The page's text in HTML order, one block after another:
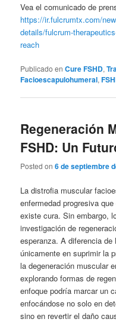
Vea el comunicado de
https://ir.fulcrumtx.com/
details/fulcrum-
reach
Publicado en Cure FSHD,
Facioescapulohumeral,
Regeneración
FSHD: Un
Posted on6 de septiembre
La distrofia muscular
enfermedad progresiva
existe cura. Sin embargo,
investigación de
esperanza. A diferencia
únicamente en suprimir la
la degeneración muscular
explorando formas de
enfoque podría marcar un
enfocándose no solo en
sino en revertir el daño